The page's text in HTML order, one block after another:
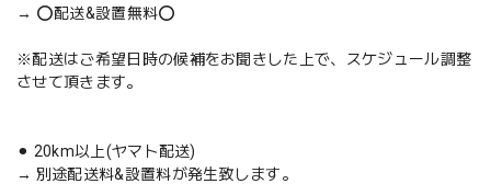
→ ⭕️配送&設置無料⭕️
※配送はご希望日時の候補をお聞きした上で、スケジュール調整
させて頂きます。
⚫︎ 20km以上(ヤマト配送)
→ 別途配送料&設置料が発生致します。